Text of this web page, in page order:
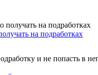
на подработках